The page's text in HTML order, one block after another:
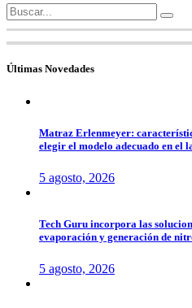
Search
for:
Últimas Novedades
Matraz Erlenmeyer:
elegir el modelo adecuado en el
5 agosto, 2026
Tech Guru incorpora las
evaporación y generación de
5 agosto, 2026